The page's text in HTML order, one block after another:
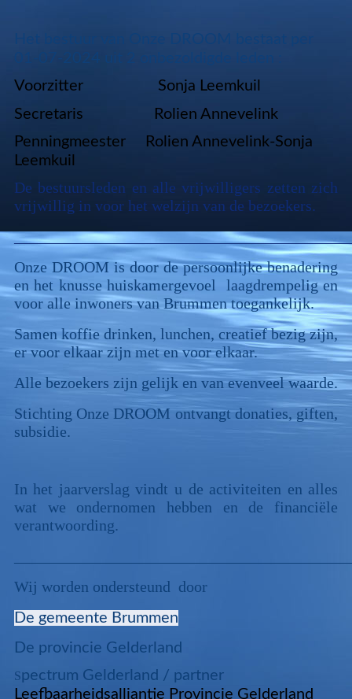
Voorzitter Sonja Leemkuil
Secretaris Rolien Annevelink
Penningmeester Rolien Annevelink-Sonja
Leemkuil
De bestuursleden en alle vrijwilligers zetten zich
vrijwillig in voor het welzijn van de bezoekers.
Onze DROOM is door de persoonlijke benadering
en het knusse huiskamergevoel laagdrempelig en
voor alle inwoners van Brummen toegankelijk.
Samen koffie drinken, lunchen, creatief bezig zijn,
er voor elkaar zijn met en voor elkaar.
Alle bezoekers zijn gelijk en van evenveel waarde.
Stichting Onze DROOM ontvangt donaties, giften,
subsidie.
In het jaarverslag vindt u de activiteiten en alles
wat we ondernomen hebben en de financiële
verantwoording.
Wij worden ondersteund door
De gemeente Brummen
De provincie Gelderland
Spectrum Gelderland / partner
Leefbaarheidsalliantie Provincie Gelderland